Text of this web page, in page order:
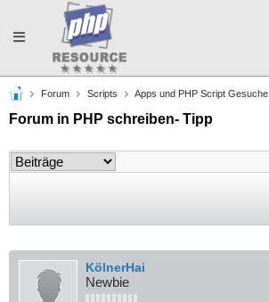
Toggle
navigation
Forum Scripts Apps und PHP Script Gesuche
Forum in PHP schreiben- Tipp
KölnerHai
Newbie